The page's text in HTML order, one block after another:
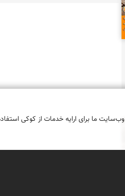
وب‌سایت ما برای ارایه خدمات از کوکی